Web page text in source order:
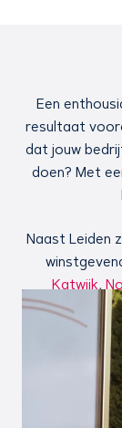
Een
resultaat
dat jouw
doen? Met
Naast Leiden
Katwijk,